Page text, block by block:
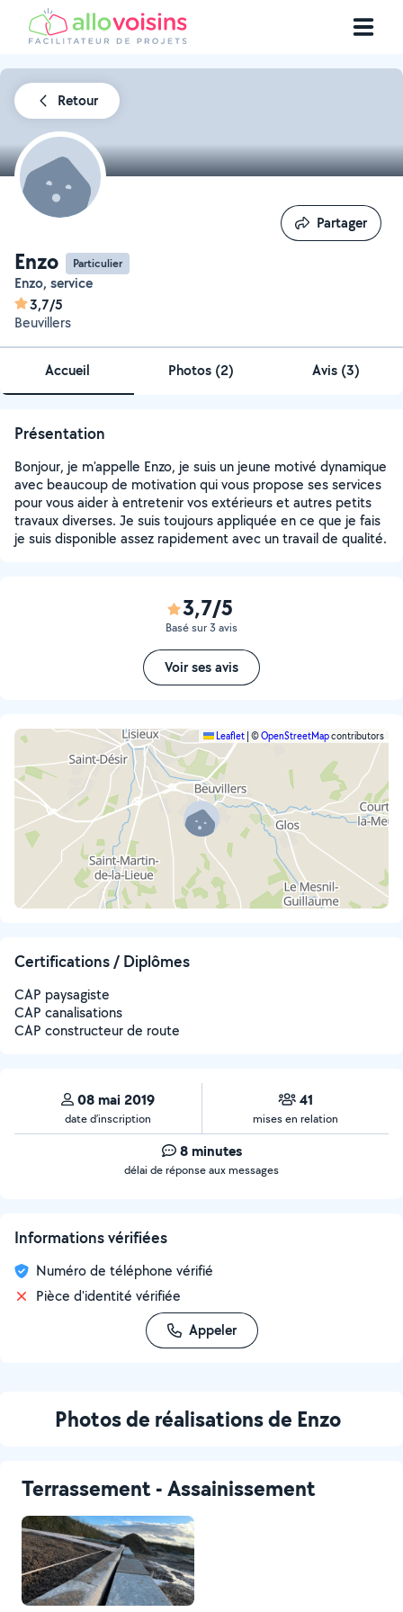
Retour
Enzo Particulier
Enzo, service
3,7/5
Beuvillers
Partager
Partager
Accueil Photos (2) Avis (3)
Présentation
Bonjour, je m'appelle Enzo, je suis un jeune motivé dynamique
avec beaucoup de motivation qui vous propose ses services
pour vous aider à entretenir vos extérieurs et autres petits
travaux diverses. Je suis toujours appliquée en ce que je fais
je suis disponible assez rapidement avec un travail de qualité.
3,7/5
Basé sur 3 avis
Voir ses avis
Leaflet ©OpenStreetMapcontributors
Certifications / Diplômes
CAP paysagiste
CAP canalisations
CAP constructeur de route
08 mai 2019
date d’inscription
41
mises en relation
8 minutes
délai de réponse aux messages
Informations vérifiées
Numéro de téléphone vérifié
Pièce d'identité vérifiée
Appeler
Photos de réalisations de Enzo
Terrassement - Assainissement